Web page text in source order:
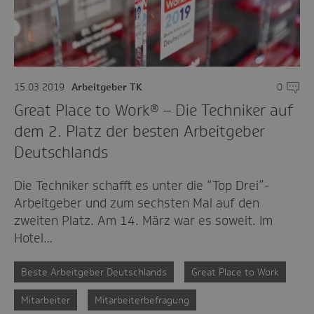
15.03.2019 Arbeitgeber TK 0
Great Place to Work® – Die Techniker auf
dem 2. Platz der besten Arbeitgeber
Deutschlands
Die Techniker schafft es unter die “Top Drei”-
Arbeitgeber und zum sechsten Mal auf den
zweiten Platz. Am 14. März war es soweit. Im
Hotel…
Beste Arbeitgeber Deutschlands Great Place to Work
Mitarbeiter Mitarbeiterbefragung